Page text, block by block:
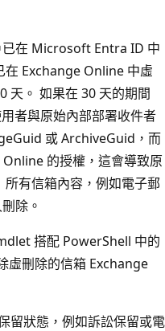
已在 Microsoft Entra ID 中
在 Exchange Online 中虛
天。 如果在 30 天的期間
者與原始內部部署收件者
或 ArchiveGuid，而
的授權，這會導致原
有信箱內容，例如電子郵
除。
搭配 PowerShell 中的
虛刪除的信箱 Exchange
留狀態，例如訴訟保留或電